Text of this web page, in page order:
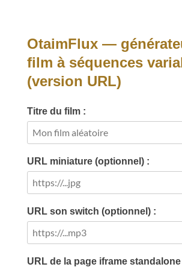
OtaimFlux —
film à séquences
(version URL)
Titre du film :
URL miniature (optionnel) :
URL son switch (optionnel) :
URL de la page iframe